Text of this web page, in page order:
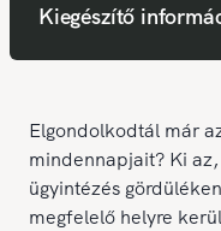
Kiegészítő
Elgondolkodtál már
mindennapjait? Ki
ügyintézés
megfelelő helyre